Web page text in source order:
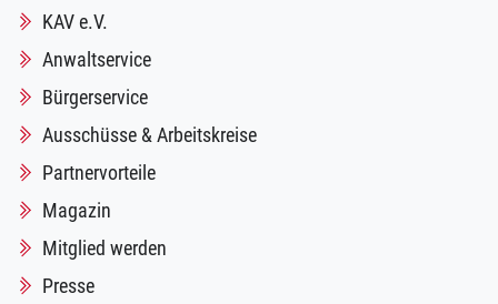
KAV e.V.
Anwaltservice
Bürgerservice
Ausschüsse & Arbeitskreise
Partnervorteile
Magazin
Mitglied werden
Presse